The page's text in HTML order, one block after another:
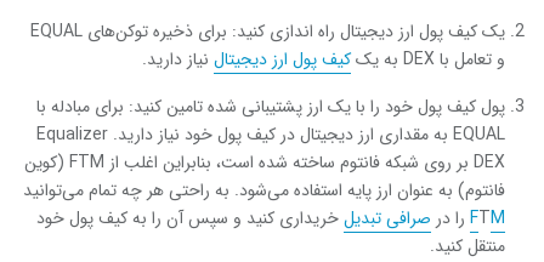
یک کیف پول ارز دیجیتال راه اندازی کنید: برای ذخیره توکن‌های EQUAL
و تعامل با DEX به یک
کیف پول ارز دیجیتال نیاز دارید.
پول کیف پول خود را با یک ارز پشتیبانی شده تامین کنید: برای مبادله با
EQUAL به مقداری ارز دیجیتال در کیف پول خود نیاز دارید. Equalizer
DEX بر روی شبکه فانتوم ساخته شده است، بنابراین اغلب از FTM (کوین
فانتوم) به عنوان ارز پایه استفاده می‌شود. به راحتی هر چه تمام می‌توانید
FTM را در صرافی تبدیلخریداری کنید و سپس آن را به کیف پول خود
منتقل کنید.